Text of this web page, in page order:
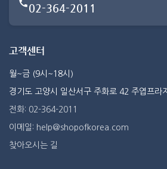
02-364-2011
고객센터
월~금 (9시~18시)
경기도 고양시 일산서구 주화로 42 주엽프라
전화: 02-364-2011
이메일: help@shopofkorea.com
찾아오시는 길